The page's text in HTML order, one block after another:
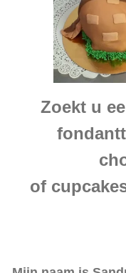
Zoekt u
of